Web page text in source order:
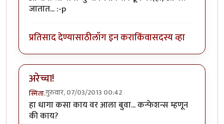
जातात... :-p
प्रतिसाद देण्यासाठीलॉग इन कराकिंवासदस्य व्हा
अरेच्चा!
स्मिता.गुरुवार, 07/03/2013 00:42
हा धागा कसा काय वर आला बुवा... कन्फेशन्स म्हणून
की काय?